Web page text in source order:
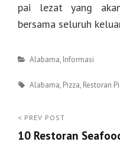
pai lezat yang
bersama seluruh
Categories
Alabama, Informasi
Tags
Alabama, Pizza, Restoran
Post
navigation
< PREV POST
10 Restoran